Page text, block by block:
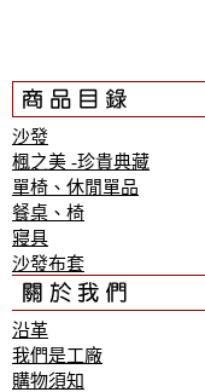
沙發
楓之美 -珍貴典藏
單椅、休閒單品
餐桌、椅
寢具
沙發布套
沿革
我們是工廠
購物須知